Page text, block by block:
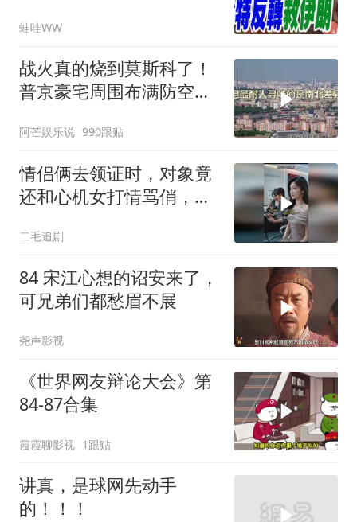
谢寒冰｜辣晚报20260805
蛙哇WW
战火真的烧到莫斯科了！
普京豪宅周围布满防空
阿芒娱乐说 990跟贴
情侣俩去领证时，对象竟
还和心机女打情骂俏，女
二毛追剧
84 宋江心想的诏安来了，
可兄弟们都愁眉不展
尧声影视
《世界网友辩论大会》第
84-87合集
霞霞聊影视 1跟贴
讲真，是球网先动手
的！！！